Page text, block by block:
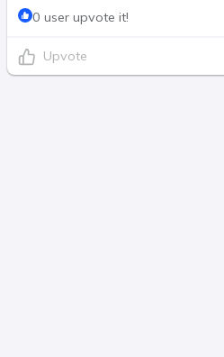
0 user upvote it!
Upvote